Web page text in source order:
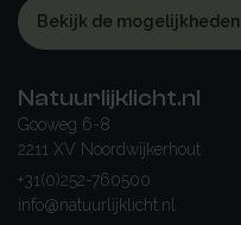
Bekijk de mogelijkheden
Natuurlijklicht.nl
Gooweg 6-8
2211 XV Noordwijkerhout
+31(0)252-760500
info@natuurlijklicht.nl